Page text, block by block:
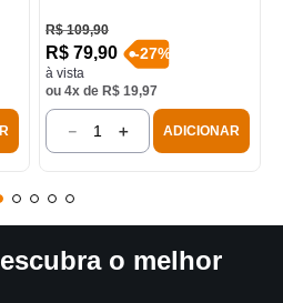
R$ 109,90
R$ 79,90
à vista
-27%
ou 4x de R$ 19,97
＋
－ ADICIONAR
o melhor